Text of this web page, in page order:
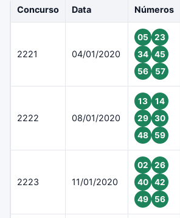
Concurso Data Números
2221 04/01/2020
05
23
34
45
56
57
2222 08/01/2020
13
14
29
30
48
59
2223 11/01/2020
02
26
40
42
49
56